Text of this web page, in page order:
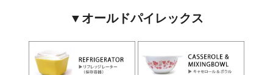
▼オールドパイレックス